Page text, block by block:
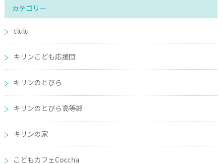
カテゴリー
clulu
キリンこども応援団
キリンのとびら
キリンのとびら高等部
キリンの家
こどもカフェCoccha